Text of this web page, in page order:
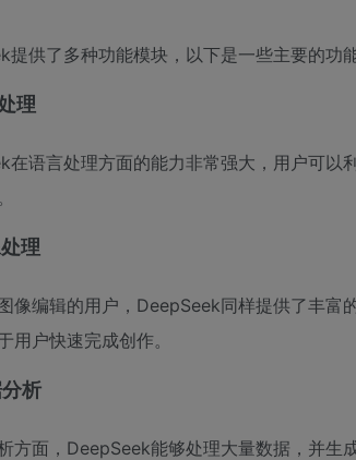
提供了多种功能模块，以下是一些主要的功
理
在语言处理方面的能力非常强大，用户可以
理
像编辑的用户，DeepSeek同样提供了丰富
用户快速完成创作。
析
方面，DeepSeek能够处理大量数据，并生